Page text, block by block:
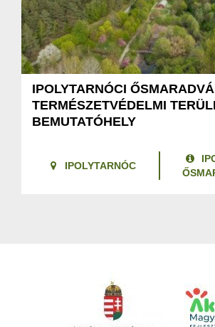
IPOLYTARNÓCI
TERMÉSZETVÉDELMI
BEMUTATÓHELY
IPOLYTARNÓC